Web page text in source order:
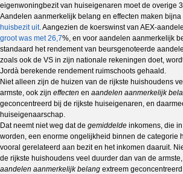
eigenwoningbezit van huiseigenaren moet de overige
Aandelen aanmerkelijk belang en effecten maken bijna
huisbezit uit. Aangezien de koerswinst van AEX-
groot was met 26,7%, en voor aandelen aanmerkelijk
standaard het rendement van beursgenoteerde
zoals ook de VS in zijn nationale rekeningen doet,
Jordà berekende rendement ruimschoots gehaald.
Niet alleen zijn de huizen van de rijkste huishoudens
armste, ook zijn effecten en aandelen aanmerkelijk
geconcentreerd bij de rijkste huiseigenaren, en
huiseigenaarschap.
Dat neemt niet weg dat de gemiddelde inkomens, die
worden, een enorme ongelijkheid binnen de categorie
vooral gerelateerd aan bezit en het inkomen daaruit.
de rijkste huishoudens veel duurder dan van de
aandelen aanmerkelijk belang extreem